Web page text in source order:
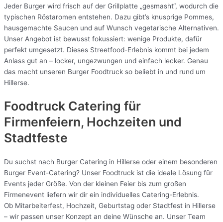
Jeder Burger wird frisch auf der Grillplatte „gesmasht“, wodurch die
typischen Röstaromen entstehen. Dazu gibt’s knusprige Pommes,
hausgemachte Saucen und auf Wunsch vegetarische Alternativen.
Unser Angebot ist bewusst fokussiert: wenige Produkte, dafür
perfekt umgesetzt. Dieses Streetfood-Erlebnis kommt bei jedem
Anlass gut an – locker, ungezwungen und einfach lecker. Genau
das macht unseren Burger Foodtruck so beliebt in und rund um
Hillerse.
Foodtruck Catering für
Firmenfeiern, Hochzeiten und
Stadtfeste
Du suchst nach Burger Catering in Hillerse oder einem besonderen
Burger Event-Catering? Unser Foodtruck ist die ideale Lösung für
Events jeder Größe. Von der kleinen Feier bis zum großen
Firmenevent liefern wir dir ein individuelles Catering-Erlebnis.
Ob Mitarbeiterfest, Hochzeit, Geburtstag oder Stadtfest in Hillerse
– wir passen unser Konzept an deine Wünsche an. Unser Team